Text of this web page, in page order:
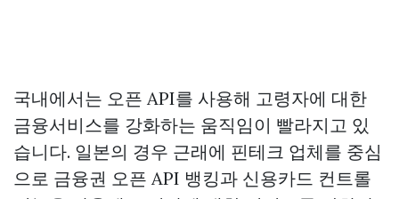
국내에서는 오픈 API를 사용해 고령자에 대한
금융서비스를 강화하는 움직임이 빨라지고 있
습니다. 일본의 경우 근래에 핀테크 업체를 중심
으로 금융권 오픈 API 뱅킹과 신용카드 컨트롤